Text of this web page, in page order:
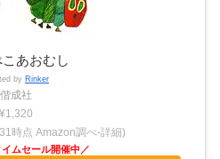
あおむし
by Rinker
偕成社
¥1,320
時点 Amazon調べ-詳細)